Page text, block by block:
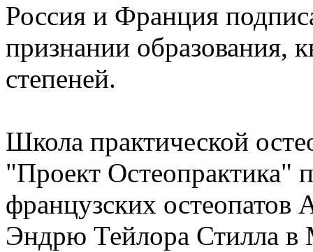
Россия и Франция
признании образования,
степеней.
Школа практической
"Проект Остеопрактика"
французских остеопатов
Эндрю Тейлора Стилла в